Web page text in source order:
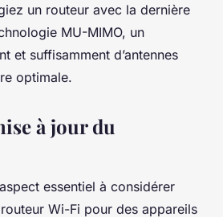
un routeur avec la dernière
MU-MIMO, un
et suffisamment d’antennes
optimale.
à jour du
essentiel à considérer
Wi-Fi pour des appareils